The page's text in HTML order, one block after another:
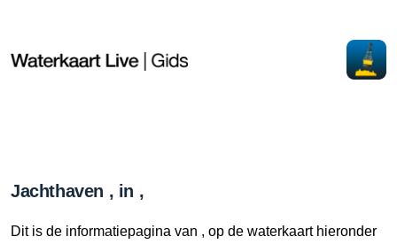
Jachthaven , in ,
Dit is de informatiepagina van , op de waterkaart hieronder